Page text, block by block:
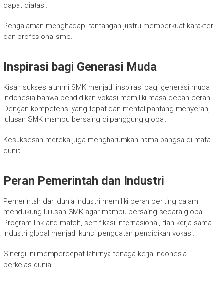
dapat diatasi.
Pengalaman menghadapi tantangan justru memperkuat karakter
dan profesionalisme.
Inspirasi bagi Generasi Muda
Kisah sukses alumni SMK menjadi inspirasi bagi generasi muda
Indonesia bahwa pendidikan vokasi memiliki masa depan cerah.
Dengan kompetensi yang tepat dan mental pantang menyerah,
lulusan SMK mampu bersaing di panggung global.
Kesuksesan mereka juga mengharumkan nama bangsa di mata
dunia.
Peran Pemerintah dan Industri
Pemerintah dan dunia industri memiliki peran penting dalam
mendukung lulusan SMK agar mampu bersaing secara global.
Program link and match, sertifikasi internasional, dan kerja sama
industri global menjadi kunci penguatan pendidikan vokasi.
Sinergi ini mempercepat lahirnya tenaga kerja Indonesia
berkelas dunia.